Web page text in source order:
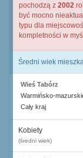
pochodzą z 2002
być mocno
typu dla
kompletności w
Średni wiek
Wieś Tabórz
Warmińsko-
Cały kraj
Kobiety
(średni wiek)